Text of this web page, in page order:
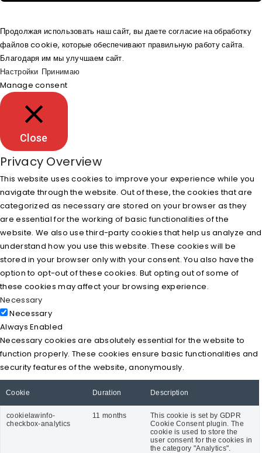
Продолжая использовать наш сайт, вы даете согласие на обработку
файлов cookie, которые обеспечивают правильную работу сайта.
Благодаря им мы улучшаем сайт.
Настройки Принимаю
Manage consent
Close
Privacy Overview
This website uses cookies to improve your experience while you
navigate through the website. Out of these, the cookies that are
categorized as necessary are stored on your browser as they
are essential for the working of basic functionalities of the
website. We also use third-party cookies that help us analyze and
understand how you use this website. These cookies will be
stored in your browser only with your consent. You also have the
option to opt-out of these cookies. But opting out of some of
these cookies may affect your browsing experience.
Necessary
Necessary
Always Enabled
Necessary cookies are absolutely essential for the website to
function properly. These cookies ensure basic functionalities and
security features of the website, anonymously.
Cookie Duration Description
cookielawinfo-
checkbox-analytics
11 months
This cookie is set by GDPR
Cookie Consent plugin. The
cookie is used to store the
user consent for the cookies in
the category "Analytics".